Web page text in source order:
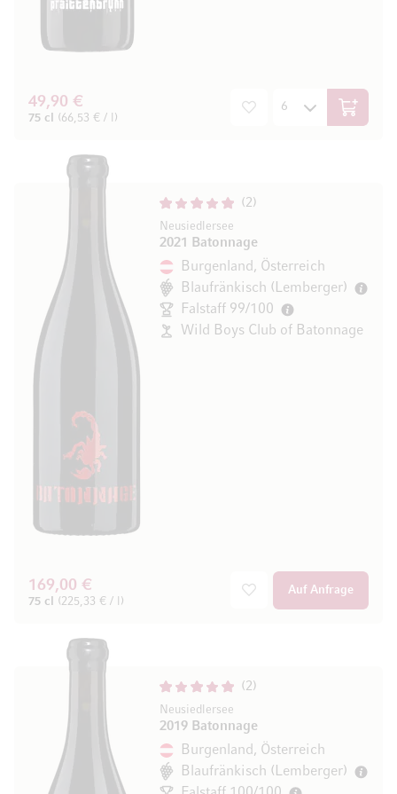
49,90 €
75 cl (66,53 € / l) In den
2
Neusiedlersee
2021 Batonnage
Burgenland, Österreich
Blaufränkisch (Lemberger)
Falstaff 99/100
Wild Boys Club of Batonnage
169,00 €
75 cl (225,33 € / l)
Auf Anfrage
2
Neusiedlersee
2019 Batonnage
Burgenland, Österreich
Blaufränkisch (Lemberger)